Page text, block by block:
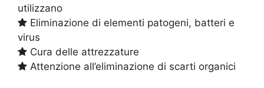
utilizzano
Eliminazione di elementi patogeni, batteri e
virus
Cura delle attrezzature
Attenzione all’eliminazione di scarti organici